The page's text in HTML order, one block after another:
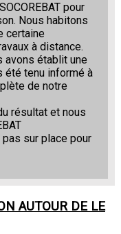
pour
Nous habitons
certaine
à distance.
avons établit une
été tenu informé à
de notre
résultat et nous
sur place pour
AUTOUR DE LE